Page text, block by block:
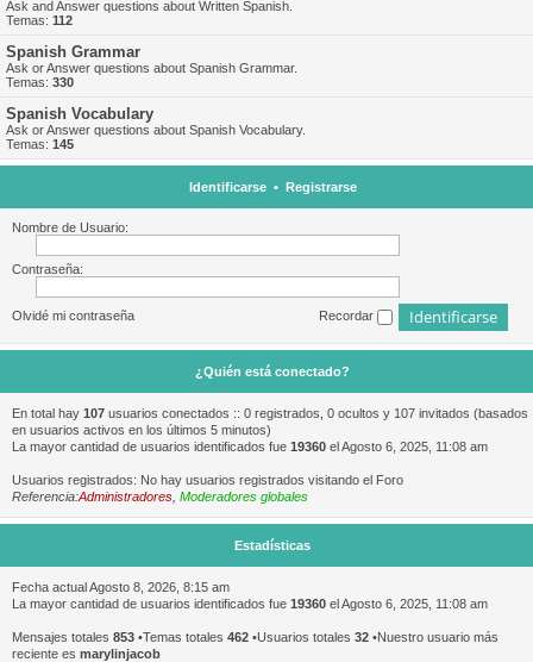
Ask and Answer questions about Written Spanish.
Temas: 112
Spanish Grammar
Ask or Answer questions about Spanish Grammar.
Temas: 330
Spanish Vocabulary
Ask or Answer questions about Spanish Vocabulary.
Temas: 145
Identificarse• Registrarse
Nombre de Usuario:
Contraseña:
Olvidé mi contraseña Recordar
¿Quién está conectado?
En total hay 107 usuarios conectados :: 0 registrados, 0 ocultos y 107 invitados (basados
en usuarios activos en los últimos 5 minutos)
La mayor cantidad de usuarios identificados fue 19360 el Agosto 6, 2025, 11:08 am
Usuarios registrados: No hay usuarios registrados visitando el Foro
Referencia:Administradores Moderadores globales
Estadísticas
Fecha actual Agosto 8, 2026, 8:15 am
La mayor cantidad de usuarios identificados fue 19360 el Agosto 6, 2025, 11:08 am
Mensajes totales 853 •Temas totales 462 •Usuarios totales 32 •Nuestro usuario más
reciente es marylinjacob